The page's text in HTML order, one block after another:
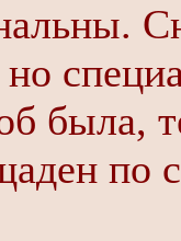
была,
по